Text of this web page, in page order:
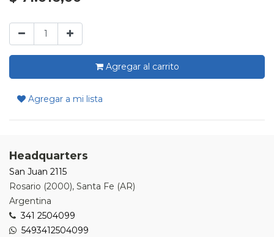
Agregar al carrito
Agregar a mi lista
Headquarters
San Juan 2115
Rosario (2000), Santa Fe (AR)
Argentina
341 2504099
5493412504099